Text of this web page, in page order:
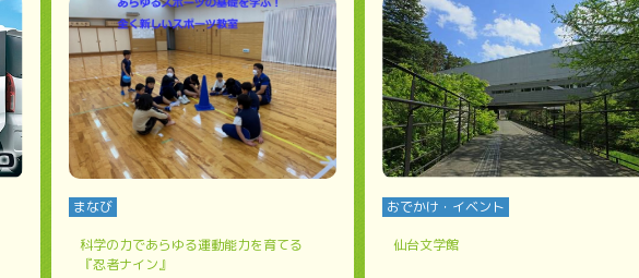
まなび
科学の力であらゆる運動能力を育てる
『忍者ナイン』
おでかけ・イベント
仙台文学館